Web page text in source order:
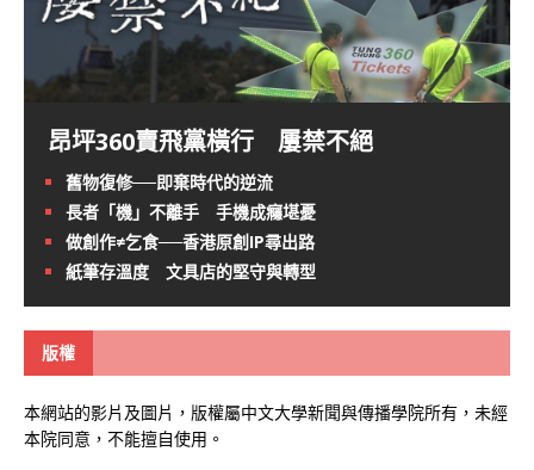
昂坪360賣飛黨橫行 屢禁不絕
舊物復修──即棄時代的逆流
長者「機」不離手 手機成癮堪憂
做創作≠乞食──香港原創IP尋出路
紙筆存溫度 文具店的堅守與轉型
版權
本網站的影片及圖片，版權屬中文大學新聞與傳播學院所有，未經
本院同意，不能擅自使用。